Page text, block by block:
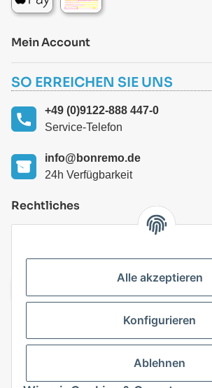
Mein Account
SO ERREICHEN SIE UNS
+49 (0)9122-888 447-0
Service-Telefon
info@bonremo.de
24h Verfügbarkeit
Rechtliches
Vertrag widerrufen
Alle akzeptieren
Konfigurieren
Ablehnen